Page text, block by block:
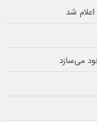
می‌سازد